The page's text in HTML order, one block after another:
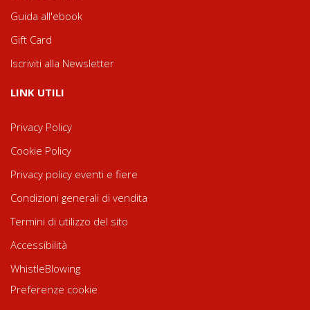
Guida all'ebook
Gift Card
Iscriviti alla Newsletter
LINK UTILI
Privacy Policy
Cookie Policy
Privacy policy eventi e fiere
Condizioni generali di vendita
Termini di utilizzo del sito
Accessibilità
WhistleBlowing
Preferenze cookie